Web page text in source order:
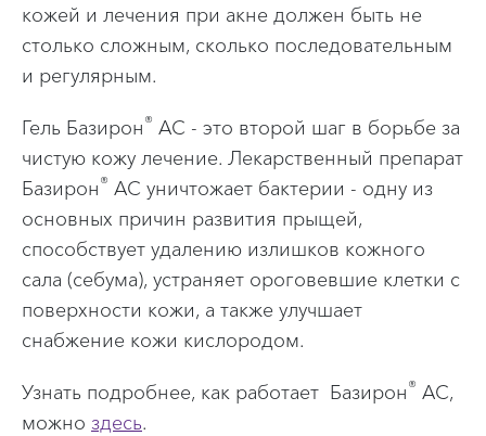
кожей и лечения при акне должен быть не
столько сложным, сколько последовательным
и регулярным.
Гель Базирон® АС - это второй шаг в борьбе за
чистую кожу лечение. Лекарственный препарат
Базирон® АС уничтожает бактерии - одну из
основных причин развития прыщей,
способствует удалению излишков кожного
сала (себума), устраняет ороговевшие клетки с
поверхности кожи, а также улучшает
снабжение кожи кислородом.
Узнать подробнее, как работает Базирон® АС,
можно здесь.